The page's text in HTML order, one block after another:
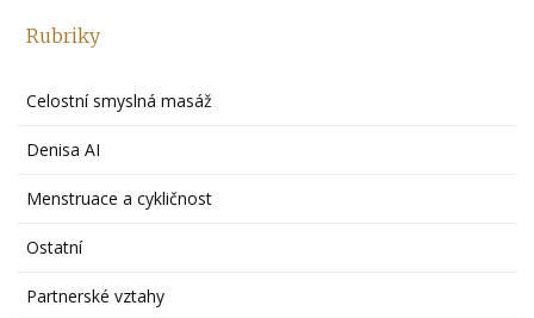
Rubriky
Celostní smyslná masáž
Denisa AI
Menstruace a cykličnost
Ostatní
Partnerské vztahy